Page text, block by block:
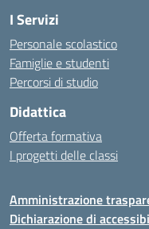
I Servizi
Personale scolastico
Famiglie e studenti
Percorsi di studio
Didattica
Offerta formativa
I progetti delle classi
Amministrazione
Dichiarazione di